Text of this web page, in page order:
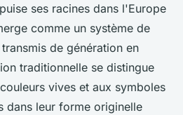
puise ses racines dans l'Europe
comme un système de
de génération en
traditionnelle se distingue
vives et aux symboles
dans leur forme originelle